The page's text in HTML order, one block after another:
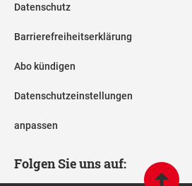
Datenschutz
Barrierefreiheitserklärung
Abo kündigen
Datenschutzeinstellungen
anpassen
Folgen Sie uns auf: